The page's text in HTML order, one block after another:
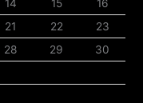
14 15
16
21 22
23
28 29
30